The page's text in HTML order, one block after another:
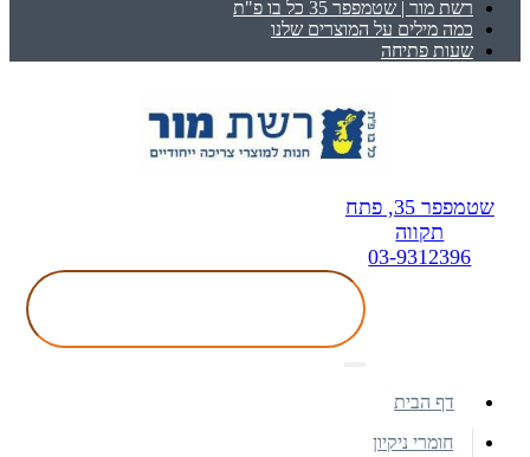
רשת מור | שטמפפר 35 כל בו פ"ת
כמה מילים על המוצרים שלנו
שעות פתיחה
שטמפפר 35, פתח
תקווה
03-9312396
דף הבית
חומרי ניקיון